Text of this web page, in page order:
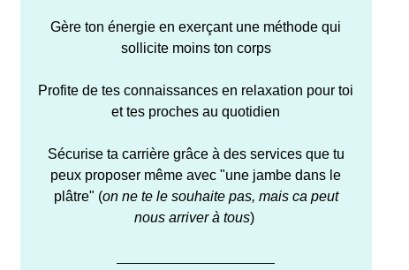
Gère ton énergie en exerçant une méthode qui
sollicite moins ton corps
Profite de tes connaissances en relaxation pour toi
et tes proches au quotidien
Sécurise ta carrière grâce à des services que tu
peux proposer même avec "une jambe dans le
plâtre" (on ne te le souhaite pas, mais ca peut
nous arriver à tous)